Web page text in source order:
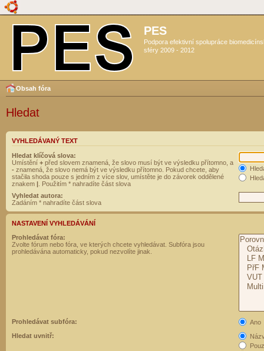
PES
Podpora efektivní spolupráce
sféry 2009 - 2012
Obsah fóra
Hledat
VYHLEDÁVANÝ TEXT
Hledat klíčová slova:
Umístění + před slovem znamená, že slovo musí být ve výsledku přítomno, a
- znamená, že slovo nemá být ve výsledku přítomno. Pokud chcete, aby
stačila shoda pouze s jedním z více slov, umístěte je do závorek oddělené
znakem | . Použitím * nahradíte část slova
Vyhledat autora:
Zadáním * nahradíte část slova
NASTAVENÍ VYHLEDÁVÁNÍ
Prohledávat fóra:
Zvolte fórum nebo fóra, ve kterých chcete vyhledávat. Subfóra jsou
prohledávána automaticky, pokud nezvolíte jinak.
Prohledávat subfóra:
Ano
Hledat uvnitř: